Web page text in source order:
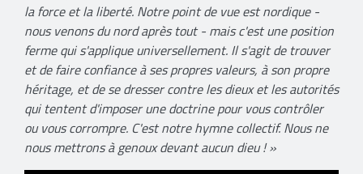
la force et la liberté. Notre point de vue est nordique -
nous venons du nord après tout - mais c'est une position
ferme qui s'applique universellement. Il s'agit de trouver
et de faire confiance à ses propres valeurs, à son propre
héritage, et de se dresser contre les dieux et les autorités
qui tentent d'imposer une doctrine pour vous contrôler
ou vous corrompre. C'est notre hymne collectif. Nous ne
nous mettrons à genoux devant aucun dieu ! »